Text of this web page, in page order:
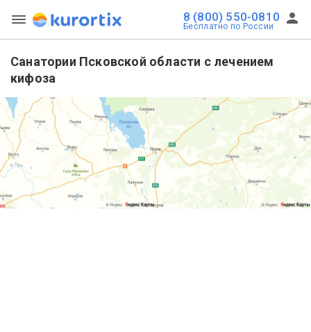
8 (800) 550-0810
Бесплатно по России
Санатории Псковской области с лечением
кифоза